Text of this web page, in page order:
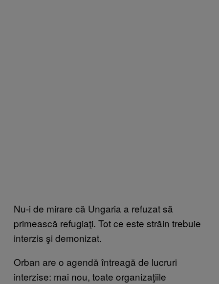
Nu-i de mirare că Ungaria a refuzat să
primească refugiaţi. Tot ce este străin trebuie
interzis şi demonizat.
Orban are o agendă întreagă de lucruri
interzise: mai nou, toate organizaţiile